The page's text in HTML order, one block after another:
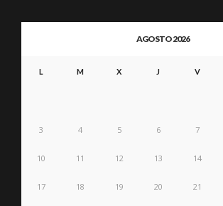
AGOSTO 2026
L M X J V
3 4 5 6 7
10 11 12 13 14
17 18 19 20 21